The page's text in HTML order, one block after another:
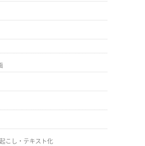
こし・テキスト化